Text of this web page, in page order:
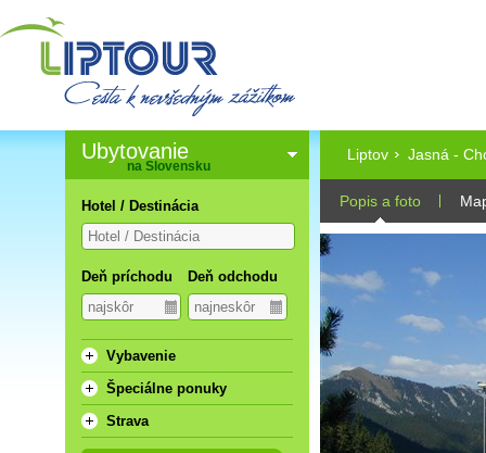
Liptov Jasná -
Popis a foto
Ubytovanie
na Slovensku
Hotel / Destinácia
Deň príchodu Deň odchodu
Vybavenie
Špeciálne ponuky
Strava